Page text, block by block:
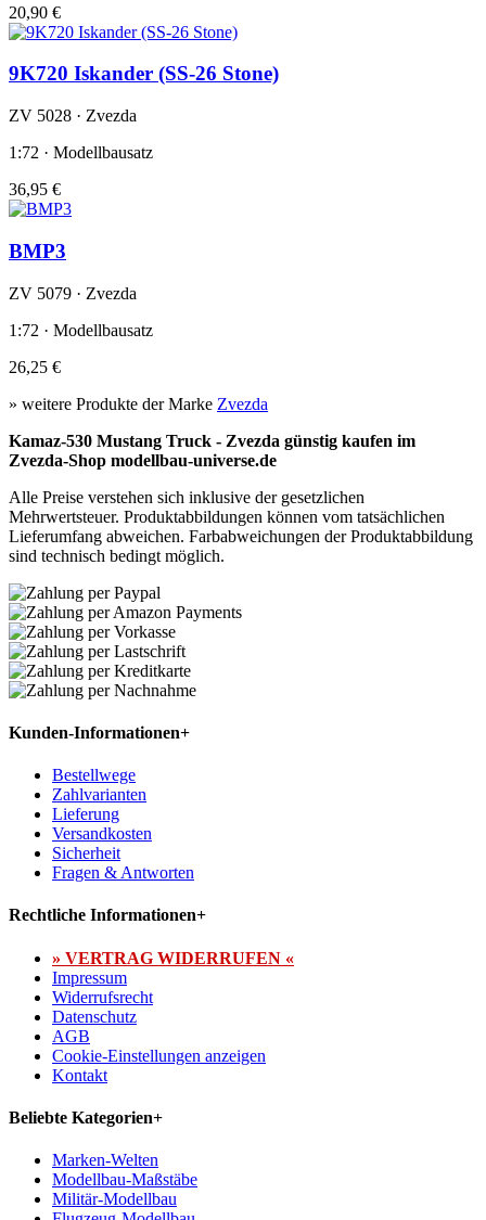
20,90 €
9K720 Iskander (SS-26 Stone)
ZV 5028 · Zvezda
1:72 · Modellbausatz
36,95 €
BMP3
ZV 5079 · Zvezda
1:72 · Modellbausatz
26,25 €
» weitere Produkte der Marke Zvezda
Kamaz-530 Mustang Truck - Zvezda günstig kaufen im
Zvezda-Shop modellbau-universe.de
Alle Preise verstehen sich inklusive der gesetzlichen
Mehrwertsteuer. Produktabbildungen können vom tatsächlichen
Lieferumfang abweichen. Farbabweichungen der Produktabbildung
sind technisch bedingt möglich.
Kunden-Informationen+
Bestellwege
Zahlvarianten
Lieferung
Versandkosten
Sicherheit
Fragen & Antworten
Rechtliche Informationen+
» VERTRAG WIDERRUFEN «
Impressum
Widerrufsrecht
Datenschutz
AGB
Cookie-Einstellungen anzeigen
Kontakt
Beliebte Kategorien+
Marken-Welten
Modellbau-Maßstäbe
Militär-Modellbau